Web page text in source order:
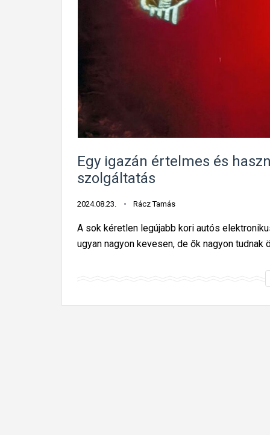
Egy igazán értelmes és
szolgáltatás
2024.08.23. Rácz Tamás
A sok kéretlen legújabb kori autós
ugyan nagyon kevesen, de ők nagyon tudnak